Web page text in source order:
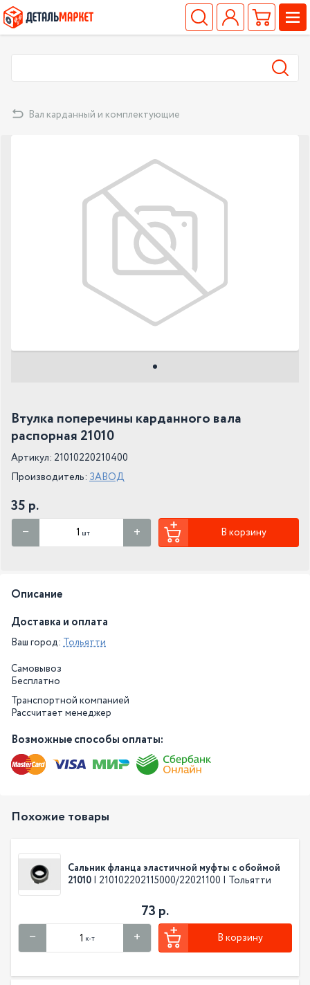
Вал карданный и комплектующие
Втулка поперечины карданного вала
распорная 21010
Артикул: 21010220210400
Производитель: ЗАВОД
35 р.
шт В корзину
Описание
Доставка и оплата
Ваш город: Тольятти
Самовывоз
Бесплатно
Транспортной компанией
Рассчитает менеджер
Возможные способы оплаты:
Похожие товары
Сальник фланца эластичной муфты с обоймой
21010 | 210102202115000/22021100 | Тольятти
73 р.
к-т В корзину